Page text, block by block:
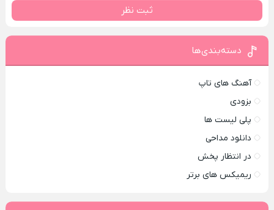
ثبت نظر
دسته‌بندی‌ها
آهنگ های تاپ
بزودی
پلی لیست ها
دانلود مداحی
در انتظار پخش
ریمیکس های برتر